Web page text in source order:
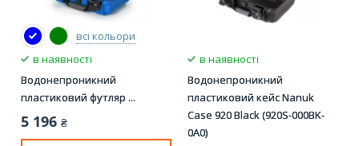
всі кольори
в наявності
Водонепроникний
пластиковий футляр ...
5 196 ₴
в наявності
Водонепроникний
пластиковий кейс Nanuk
Case 920 Black (920S-000BK-
0A0)